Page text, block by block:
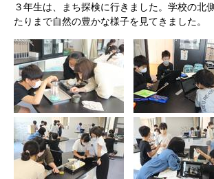
３年生は、まち探検に行きました。学校の北
たりまで自然の豊かな様子を見てきました。